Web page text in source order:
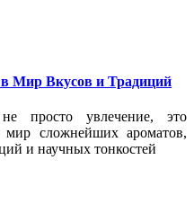
Мир Вкусов и Традиций
просто увлечение, это
мир сложнейших ароматов,
и научных тонкостей